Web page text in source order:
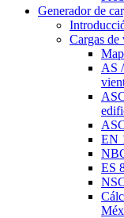
Generador de
Cargas de
AS
EN
ES